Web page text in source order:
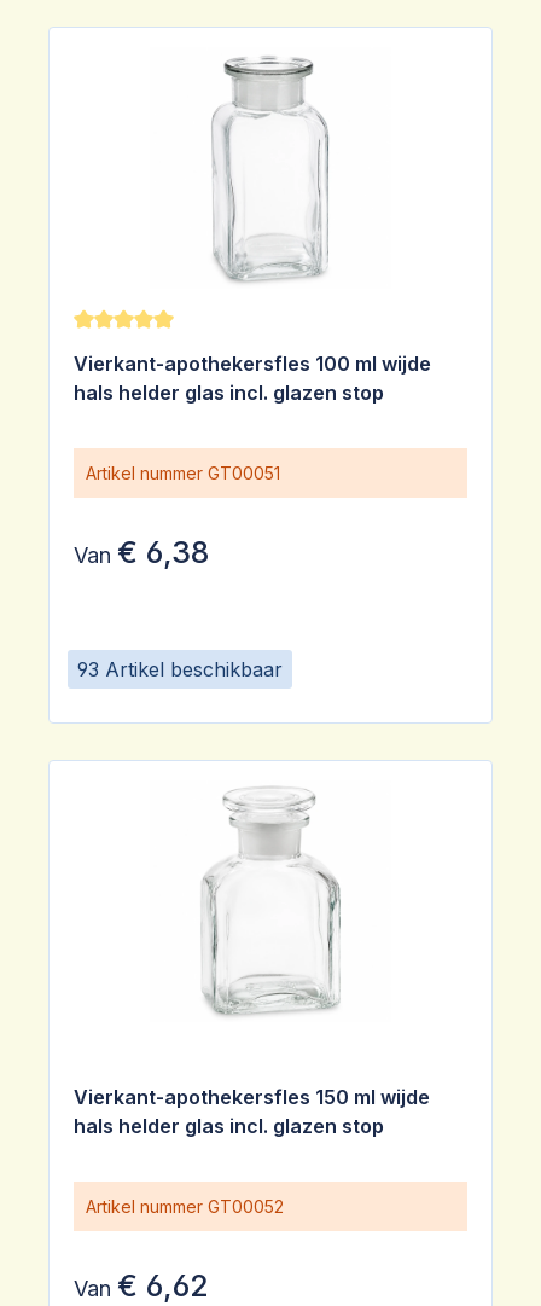
93 Artikel beschikbaar
Gemiddelde waardering van 5 van 5 sterren
Vierkant-apothekersfles 100 ml wijde
hals helder glas incl. glazen stop
Artikel nummer GT00051
Van € 6,38
Vierkant-apothekersfles 150 ml wijde
hals helder glas incl. glazen stop
Artikel nummer GT00052
Van € 6,62